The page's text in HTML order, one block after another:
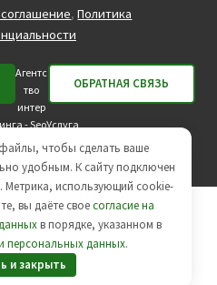
,Политика
Агентс
тво
интер
-SeoУслуга
ТБ80
80 мм, L=40 мм,
чтобы сделать ваше
удобным. К cайту подключен
Метрика, использующий cookie-
вы даёте своесогласие на
в порядке, указанном в
персональных данных.
и закрыть